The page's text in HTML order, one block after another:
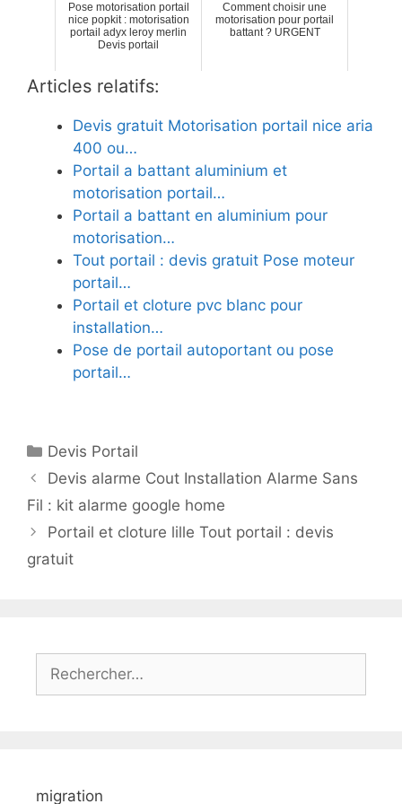
Pose motorisation portail
nice popkit : motorisation
portail adyx leroy merlin
Devis portail
Comment choisir une
motorisation pour portail
battant ? URGENT
Articles relatifs:
Devis gratuit Motorisation portail nice aria
400 ou…
Portail a battant aluminium et
motorisation portail…
Portail a battant en aluminium pour
motorisation…
Tout portail : devis gratuit Pose moteur
portail…
Portail et cloture pvc blanc pour
installation…
Pose de portail autoportant ou pose
portail…
Catégories
Devis Portail
Devis alarme Cout Installation Alarme Sans
Fil : kit alarme google home
Portail et cloture lille Tout portail : devis
gratuit
migration